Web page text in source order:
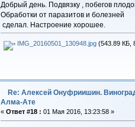
Добрый день. Подвязку , побегов
Обработки от паразитов и болезней
сделал. Настроение хорошее.
IMG_20160501_130948.jpg(543.89 КБ,
Re: Алексей Онуфриишин.
Алма-Ате
« Ответ #18 : 01 Мая 2016, 13:23:58 »